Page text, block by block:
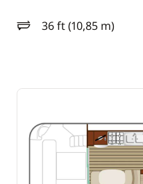
36 ft (10,85 m)
longueur